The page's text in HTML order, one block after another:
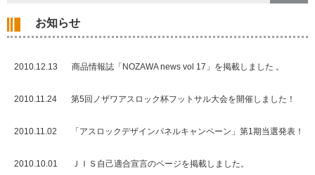
お知らせ
2010.12.13 商品情報誌「NOZAWA news vol 17」を掲載しました 。
2010.11.24 第5回ノザワアスロック杯フットサル大会を開催しました！
2010.11.02 「アスロックデザインパネルキャンペーン」第1期当選発表！
2010.10.01 ＪＩＳ自己適合宣言のページを掲載しました。